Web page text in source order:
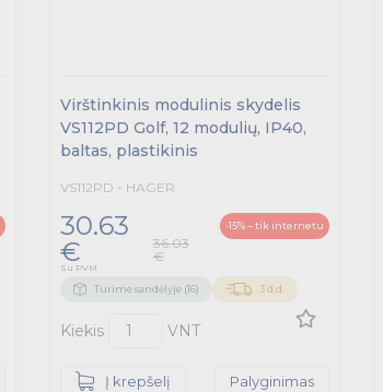
Virštinkinis modulinis skydelis
VS112PD Golf, 12 modulių, IP40,
baltas, plastikinis
VS112PD - HAGER
30.63
€
36.03
€
-15% – tik internetu
Su PVM
Turime sandėlyje (16) 3 d.d.
Kiekis VNT
Į krepšelį Palyginimas